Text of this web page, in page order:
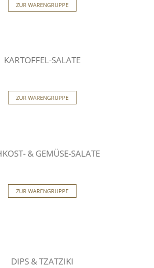
ZUR WARENGRUPPE
KARTOFFEL-SALATE
ZUR WARENGRUPPE
& GEMÜSE-SALATE
ZUR WARENGRUPPE
DIPS & TZATZIKI